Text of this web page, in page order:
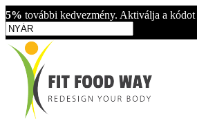
5% további kedvezmény. Aktiválja a kódot